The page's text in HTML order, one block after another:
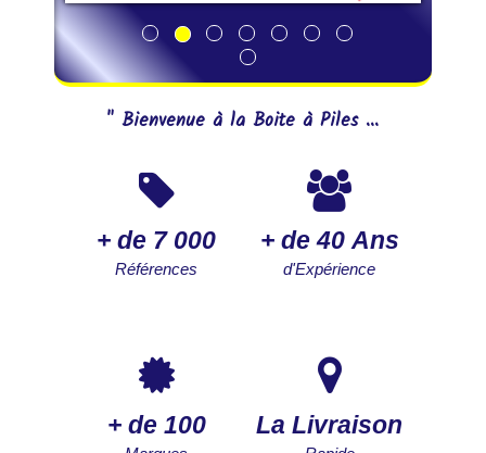
" Bienvenue à la Boite à Piles ...
+ de 7 000
Références
+ de 40 Ans
d'Expérience
+ de 100 La Livraison